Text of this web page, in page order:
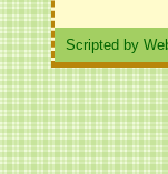
Scripted by